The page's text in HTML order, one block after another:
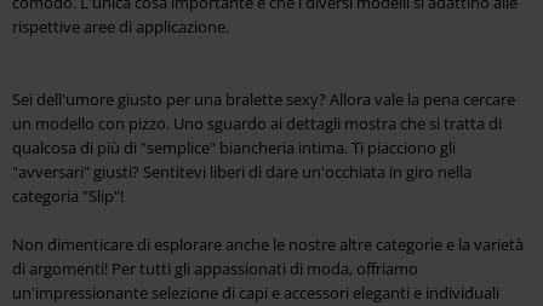
rispettive aree di applicazione.
Sei dell'umore giusto per una bralette sexy? Allora vale la pena cercare
un modello con pizzo. Uno sguardo ai dettagli mostra che si tratta di
qualcosa di più di "semplice" biancheria intima. Ti piacciono gli
"avversari" giusti? Sentitevi liberi di dare un'occhiata in giro nella
categoria "Slip"!
Non dimenticare di esplorare anche le nostre altre categorie e la varietà
di argomenti! Per tutti gli appassionati di moda, offriamo
un'impressionante selezione di capi e accessori eleganti e individuali